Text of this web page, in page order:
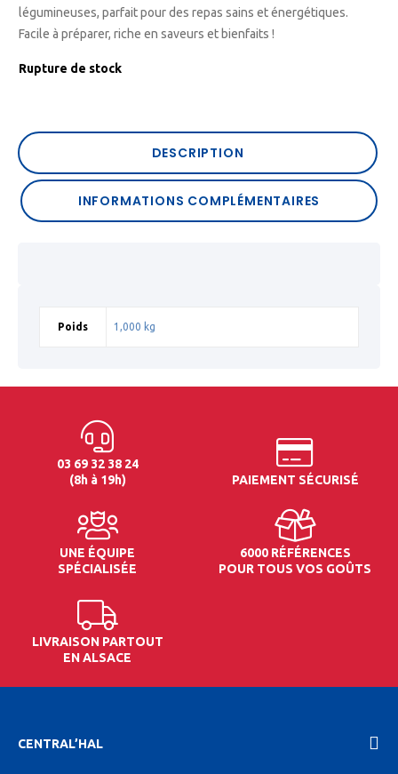
légumineuses, parfait pour des repas sains et énergétiques.
Facile à préparer, riche en saveurs et bienfaits !
Rupture de stock
DESCRIPTION
INFORMATIONS COMPLÉMENTAIRES
Poids 1,000 kg
03 69 32 38 24
(8h à 19h)
PAIEMENT SÉCURISÉ
UNE ÉQUIPE
SPÉCIALISÉE
6000 RÉFÉRENCES
POUR TOUS VOS GOÛTS
LIVRAISON PARTOUT
EN ALSACE
CENTRAL’HAL